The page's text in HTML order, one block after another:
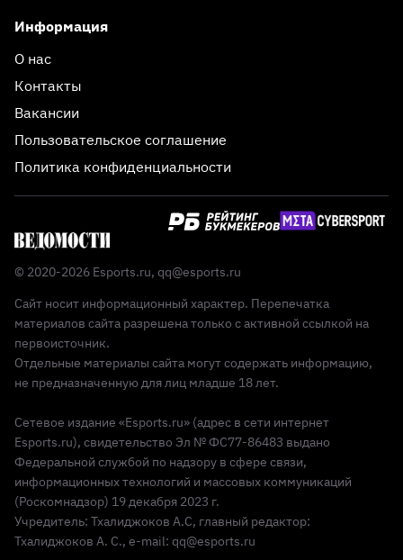
Информация
О нас
Контакты
Вакансии
Пользовательское соглашение
Политика конфиденциальности
© 2020-2026 Esports.ru, qq@esports.ru
Сайт носит информационный характер. Перепечатка
материалов сайта разрешена только с активной ссылкой на
первоисточник.
Отдельные материалы сайта могут содержать информацию,
не предназначенную для лиц младше 18 лет.
Сетевое издание «Esports.ru» (адрес в сети интернет
Esports.ru), свидетельство Эл № ФС77-86483 выдано
Федеральной службой по надзору в сфере связи,
информационных технологий и массовых коммуникаций
(Роскомнадзор) 19 декабря 2023 г.
Учредитель: Тхалиджоков А.С, главный редактор:
Тхалиджоков А. С., e-mail: qq@esports.ru